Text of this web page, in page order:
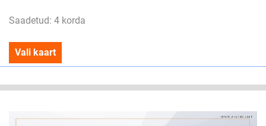
Saadetud: 4 korda
Vali kaart